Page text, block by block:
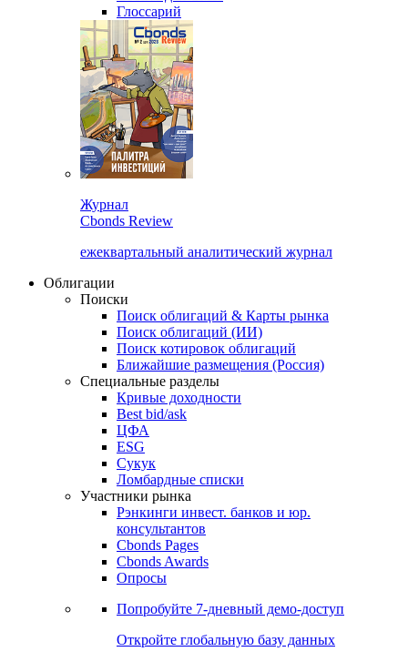
Глоссарий
Журнал
Cbonds Review
ежеквартальный аналитический журнал
Облигации
Поиски
Поиск облигаций & Карты рынка
Поиск облигаций (ИИ)
Поиск котировок облигаций
Ближайшие размещения (Россия)
Специальные разделы
Кривые доходности
Best bid/ask
ЦФА
ESG
Сукук
Ломбардные списки
Участники рынка
Рэнкинги инвест. банков и юр.
консультантов
Cbonds Pages
Cbonds Awards
Опросы
Попробуйте 7-дневный демо-доступ
Откройте глобальную базу данных